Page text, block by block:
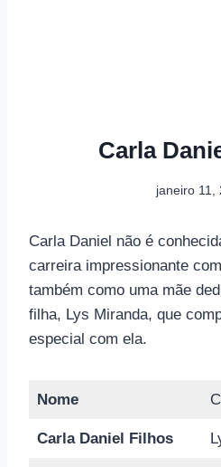
Carla
janeiro 11,
Carla Daniel não é
carreira impressionante
também como uma mãe
filha, Lys Miranda, que
especial com ela.
Nome
Carla Daniel Filhos